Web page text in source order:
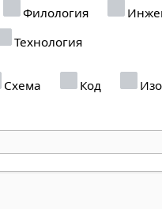
Филология
Технология
Схема Код